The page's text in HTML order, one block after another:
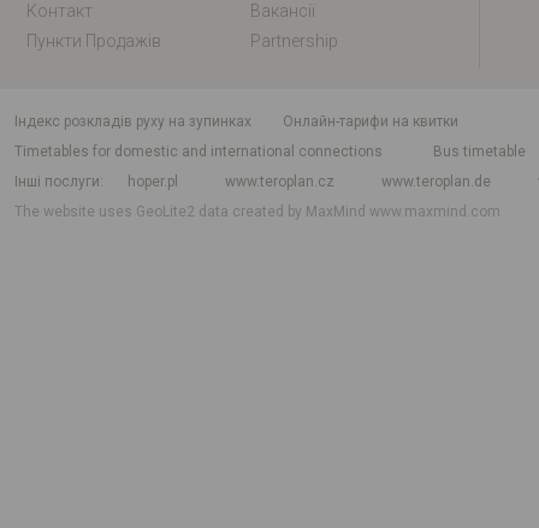
Контакт
Вакансії
Пункти Продажів
Partnership
індекс розкладів руху на зупинках
Онлайн-тарифи на квитки
Timetables for domestic and international connections
Bus timetable
Інші послуги
hoper.pl www.teroplan.cz www.teroplan.de
The website uses GeoLite2 data created by MaxMindwww.maxmind.com